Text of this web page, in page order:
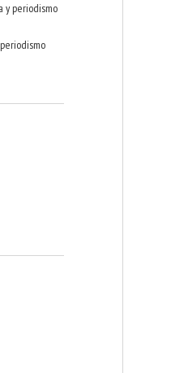
y periodismo